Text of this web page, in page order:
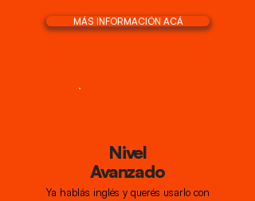
MÁS INFORMACIÓN ACÁ
Nivel
Avanzado
Ya hablás inglés y querés usarlo con